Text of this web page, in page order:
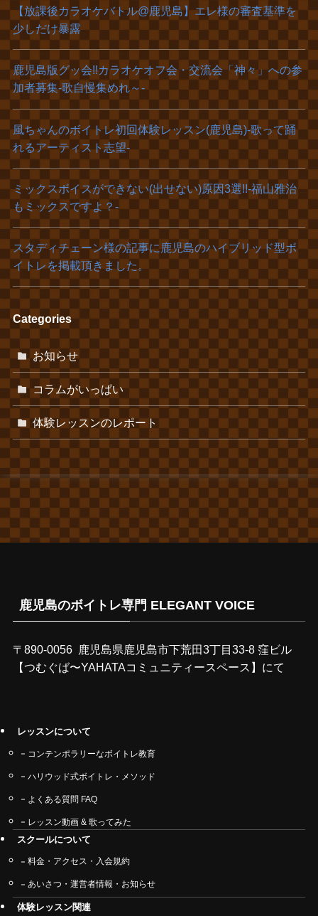
【放課後カラオケバトル@鹿児島】エレ様の審査基準を
少しだけ暴露
鹿児島版グッ会!!カラオケオフ会・交流会「神々」への参
加者募集‐歌自慢集めれ～‐
風ちゃんのボイトレ初回体験レッスン(鹿児島)‐歌って踊
れるアーティスト志望‐
ミックスボイスができない(出せない)原因3選!!-福山雅治
もミックスですよ？-
スタディチェーン様の記事に鹿児島のハイブリッド型ボ
イトレを掲載頂きました。
Categories
お知らせ
コラムがいっぱい
体験レッスンのレポート
鹿児島のボイトレ専門 ELEGANT VOICE
〒890-0056 鹿児島県鹿児島市下荒田3丁目33-8 窪ビル
【つむぐば〜YAHATAコミュニティースペース】にて
レッスンについて
コンテンポラリーなボイトレ教育
ハリウッド式ボイトレ・メソッド
よくある質問 FAQ
レッスン動画 & 歌ってみた
スクールについて
料金・アクセス・入会規約
あいさつ・運営者情報・お知らせ
体験レッスン関連